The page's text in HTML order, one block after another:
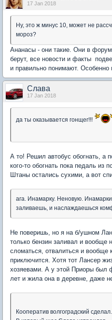
17 Jan 2018
Ну, это ж минус 10, может не
мороз?
Ананасы - они такие. Они в
берут, все новости и факты
и правильно понимают. Особенно
Слaва
17 Jan 2018
да ты оказывается гонщег!!!
А то! Решил автобус обогнать, а
кого-то обогнать пока педаль из
Штаны остались сухими, а вот
ага. Инамарку. Неновую.
заливаешь, и наслаждаешься
Не поверишь, но я на б/ушном
только бензин заливал и вообще
сломаться, отвалиться и вообще
приключится. Хотя тот Лансер
хозяевами. А у этой Приоры был
лет и жила она в деревне, даже
Кооператив волгоградский сделал.